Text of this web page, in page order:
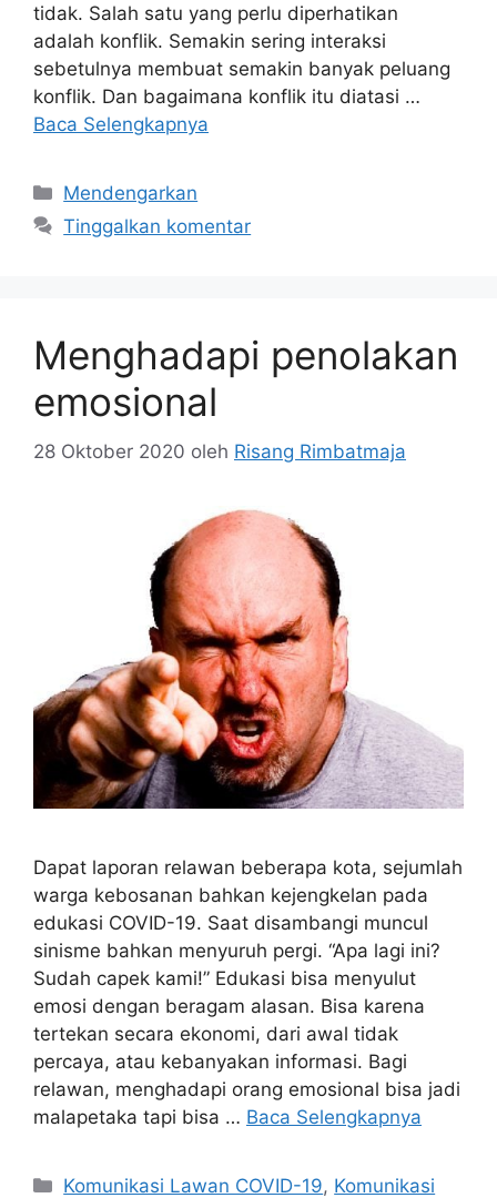
tidak. Salah satu yang perlu diperhatikan
adalah konflik. Semakin sering interaksi
sebetulnya membuat semakin banyak peluang
konflik. Dan bagaimana konflik itu diatasi …
Baca Selengkapnya
Kategori
Mendengarkan
Tinggalkan komentar
Menghadapi penolakan
emosional
28 Oktober 2020 oleh Risang Rimbatmaja
Dapat laporan relawan beberapa kota, sejumlah
warga kebosanan bahkan kejengkelan pada
edukasi COVID-19. Saat disambangi muncul
sinisme bahkan menyuruh pergi. “Apa lagi ini?
Sudah capek kami!” Edukasi bisa menyulut
emosi dengan beragam alasan. Bisa karena
tertekan secara ekonomi, dari awal tidak
percaya, atau kebanyakan informasi. Bagi
relawan, menghadapi orang emosional bisa jadi
malapetaka tapi bisa … Baca Selengkapnya
Kategori
Komunikasi Lawan COVID-19, Komunikasi